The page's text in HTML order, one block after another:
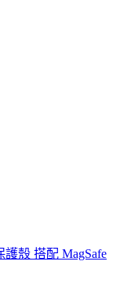
護殼 搭配 MagSafe